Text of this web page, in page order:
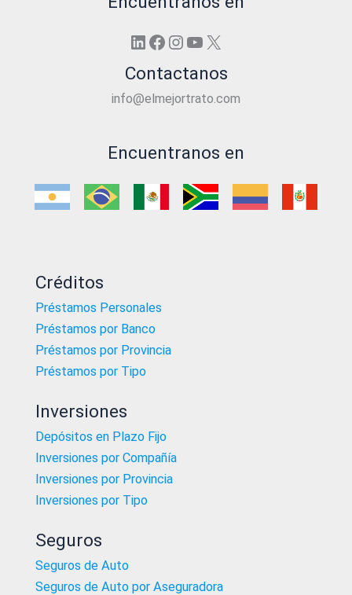
LinkedIn
Facebook
Instagram
YouTube
X
Contactanos
info@elmejortrato.com
Encuentranos en
Créditos
Préstamos Personales
Préstamos por Banco
Préstamos por Provincia
Préstamos por Tipo
Inversiones
Depósitos en Plazo Fijo
Inversiones por Compañía
Inversiones por Provincia
Inversiones por Tipo
Seguros
Seguros de Auto
Seguros de Auto por Aseguradora